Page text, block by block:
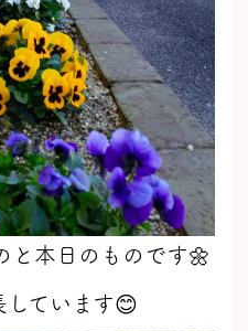
と本日のものです🌼
しています😊